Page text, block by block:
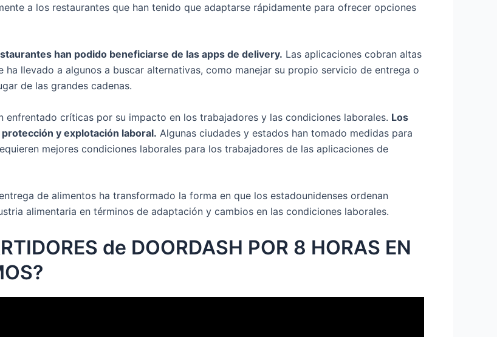
a los restaurantes que han tenido que adaptarse rápidamente para ofrecer opciones
han podido beneficiarse de las apps de delivery. Las aplicaciones cobran altas
llevado a algunos a buscar alternativas, como manejar su propio servicio de entrega o
de las grandes cadenas.
enfrentado críticas por su impacto en los trabajadores y las condiciones laborales. Los
y explotación laboral. Algunas ciudades y estados han tomado medidas para
mejores condiciones laborales para los trabajadores de las aplicaciones de
de alimentos ha transformado la forma en que los estadounidenses ordenan
alimentaria en términos de adaptación y cambios en las condiciones laborales.
de DOORDASH POR 8 HORAS EN